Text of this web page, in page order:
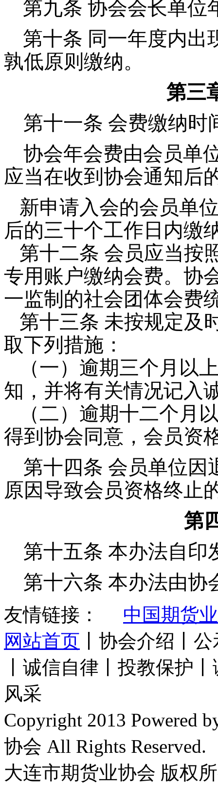
第九条协会会长单位
第十条 同一年度内出
孰低原则缴纳。
第三
第十一条 会费缴纳时
协会年会费由会员单
应当在收到协会通知后
新申请入会的会员单
后的三十个工作日内缴
第十二条 会员应当按
专用账户缴纳会费。协
一监制的社会团体会费
第十三条 未按规定及
取下列措施：
（一）逾期三个月以
知，并将有关情况记入
（二）逾期十二个月
得到协会同意，会员资
第十四条 会员单位因
原因导致会员资格终止
第
第十五条 本办法自印
第十六条 本办法由协
友情链接： 中国期货
网站首页 丨协会介绍丨
丨诚信自律丨投教保护
风采
Copyright 2013 Powered
协会 All Rights Reserved.
大连市期货业协会 版权